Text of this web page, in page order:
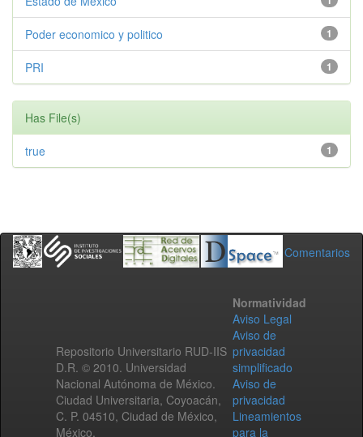
1
Poder economico y politico
1
PRI
Has File(s)
1
true
Comentarios
Repositorio Universitario RUD-IIS
D.R. © 2010. Universidad
Nacional Autónoma de México.
Ciudad Universitaria, Coyoacán,
C. P. 04510, Ciudad de México,
México.
Normatividad
Aviso Legal
Aviso de
privacidad
simplificado
Aviso de
privacidad
Lineamientos
para la